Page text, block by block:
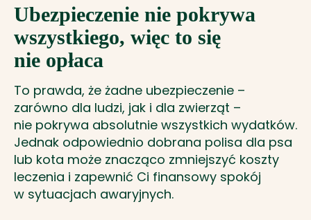
Ubezpieczenie nie pokrywa
wszystkiego, więc to się
nie opłaca
To prawda, że żadne ubezpieczenie –
zarówno dla ludzi, jak i dla zwierząt –
nie pokrywa absolutnie wszystkich wydatków.
Jednak odpowiednio dobrana polisa dla psa
lub kota może znacząco zmniejszyć koszty
leczenia i zapewnić Ci finansowy spokój
w sytuacjach awaryjnych.